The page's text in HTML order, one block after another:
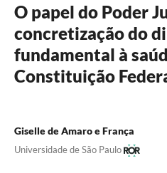
O papel do Poder
concretização do
fundamental à
Constituição
Giselle de Amaro e França
Universidade de São Paulo